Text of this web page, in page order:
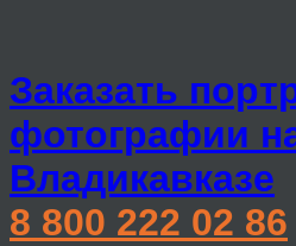
Заказать
фотографии
Владикавказе
8 800 222 02 86